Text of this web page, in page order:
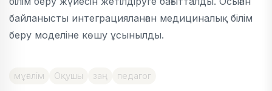
байланысты интеграцияланған медициналық білім
беру моделіне көшу ұсынылды.
мұғалім Оқушы заң педагог